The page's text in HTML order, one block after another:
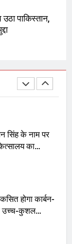
पाकिस्तान,
की मांग तेज
का
होगा कार्बन-
उच्च-कुशल
से कृषि,
स्वरोजगार को